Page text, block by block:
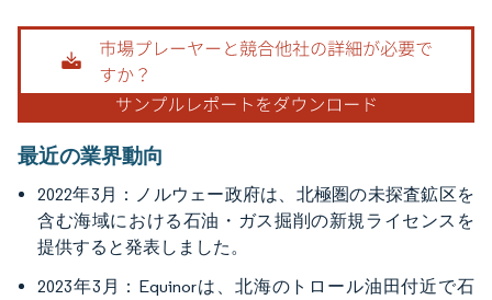
画像 © Mordor Intelligence。再利用にはCC BY 4.0の表示が必要です。
最近の業界動向
2022年3月：ノルウェー政府は、北極圏の未探査鉱区を
含む海域における石油・ガス掘削の新規ライセンスを
提供すると発表しました。
2023年3月：Equinorは、北海のトロール油田付近で石